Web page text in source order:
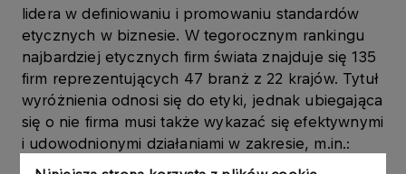
lidera w definiowaniu i promowaniu standardów
etycznych w biznesie. W tegorocznym rankingu
najbardziej etycznych firm świata znajduje się 135
firm reprezentujących 47 branż z 22 krajów. Tytuł
wyróżnienia odnosi się do etyki, jednak ubiegająca
się o nie firma musi także wykazać się efektywnymi
i udowodnionymi działaniami w zakresie, m.in.: